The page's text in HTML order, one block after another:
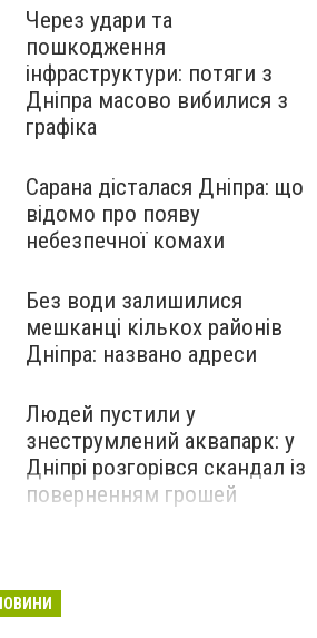
Через удари та
пошкодження
інфраструктури: потяги з
Дніпра масово вибилися з
графіка
Сарана дісталася Дніпра: що
відомо про появу
небезпечної комахи
Без води залишилися
мешканці кількох районів
Дніпра: названо адреси
Людей пустили у
знеструмлений аквапарк: у
Дніпрі розгорівся скандал із
поверненням грошей